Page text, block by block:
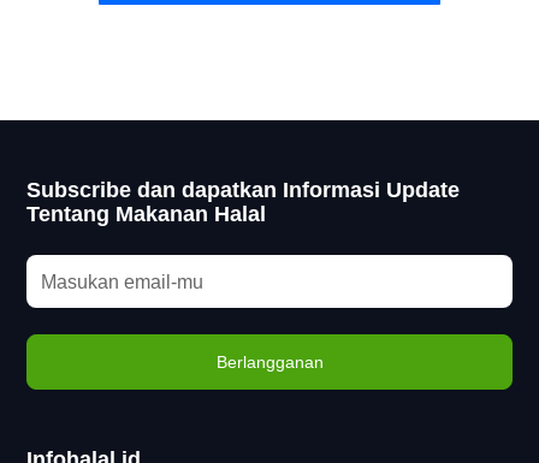
Subscribe dan dapatkan Informasi Update
Tentang Makanan Halal